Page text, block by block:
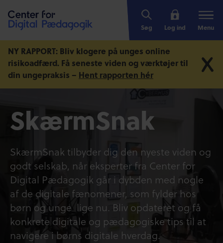
Søg Log ind Menu
NY RAPPORT: Bliv klogere på unges online
risikoadfærd. Få seneste viden og værktøjer til
din ungepraksis – Hent rapporten hér
SkærmSnak
SkærmSnak tilbyder dig den nyeste viden og
godt selskab, når eksperter fra Center for
Digital Pædagogik går i dybden med nogle
af de digitale fænomener, som fylder hos
børn og unge lige nu. Bliv opdateret og få
konkrete digitale og pædagogiske tips til at
navigere i børns digitale hverdag.